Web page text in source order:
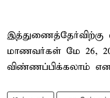
இத்துணைத்தேர்விற்கு
மாணவர்கள் மே 26,
விண்ணப்பிக்கலாம் என